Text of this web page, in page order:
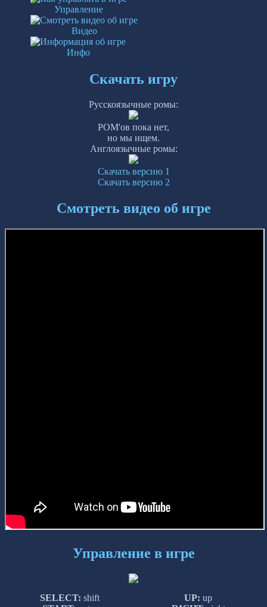
Управление
Видео
Инфо
Скачать игру
Русскоязычные ромы:
РОМ'ов пока нет,
но мы ищем.
Англоязычные ромы:
Скачать версию 1
Скачать версию 2
Смотреть видео об игре
Управление в игре
SELECT: shift
UP: up